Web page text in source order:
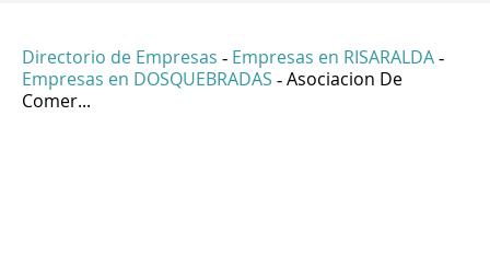
Directorio de Empresas - Empresas en RISARALDA -
Empresas en DOSQUEBRADAS - Asociacion De
Comer...